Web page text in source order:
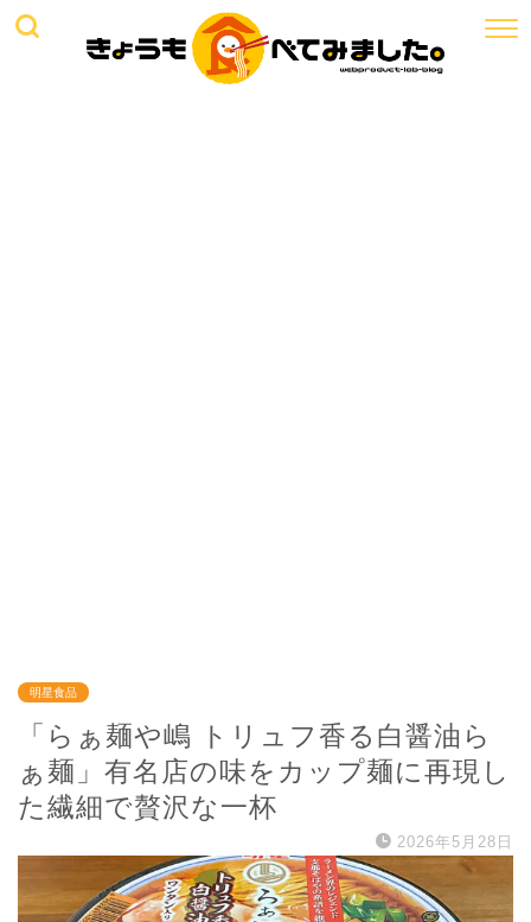
明星食品
「らぁ麺や嶋 トリュフ香る白醤油ら
ぁ麺」有名店の味をカップ麺に再現し
た繊細で贅沢な一杯
2026年5月28日